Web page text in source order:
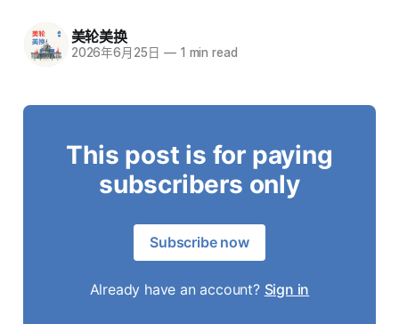
美轮美换
2026年6月25日 —1 min read
This post is for paying
subscribers only
Subscribe now
Already have an account? Sign in